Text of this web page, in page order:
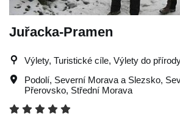
Juřacka-Pramen
Výlety, Turistické cíle, Výlety do
Podolí, Severní Morava a Slezsko,
Přerovsko, Střední Morava